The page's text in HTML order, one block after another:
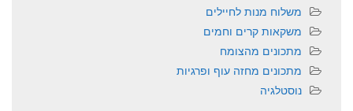
משלוח מנות לחיילים
משקאות קרים וחמים
מתכונים מהצומח
מתכונים מחזה עוף ופרגיות
נוסטלגיה